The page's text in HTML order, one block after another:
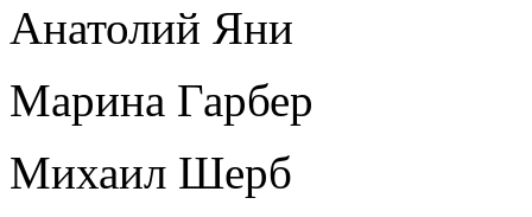
Анатолий Яни
Марина Гарбер
Михаил Шерб